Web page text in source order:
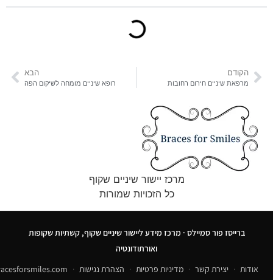
הקודם
מרפאת שיניים חירום רחובות
הבא
רופא שיניים מומחה לשיקום הפה
מרכז יישור שיניים שקוף
כל הזכויות שמורות
ברייסז פור סמיילס · מרכז מידע ליישור שיניים שקוף, קשתיות שקופות
ואורתודונטיה
אודות · יצירת קשר · מדיניות פרטיות · הצהרת נגישות ·